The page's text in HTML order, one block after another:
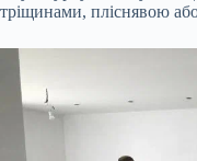
тріщинами, пліснявою